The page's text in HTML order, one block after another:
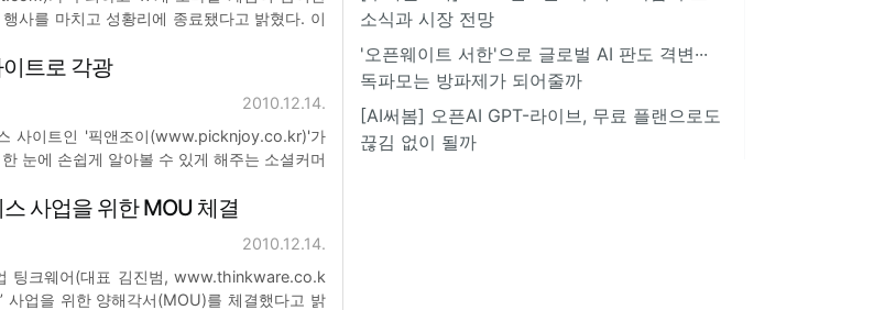
사를 마치고 성황리에 종료됐다고 밝혔다. 이
팅,트로 각광
2010.12.14.
사이트인 '픽앤조이(www.picknjoy.co.kr)'가
눈에 손쉽게 알아볼 수 있게 해주는 소셜커머
부하고
사업을 위한 MOU 체결
2010.12.14.
팅크웨어(대표 김진범, www.thinkware.co.k
사업을 위한 양해각서(MOU)를 체결했다고 밝
소식과 시장 전망
'오픈웨이트 서한'으로 글로벌 AI 판도 격변···
독파모는 방파제가 되어줄까
[AI써봄] 오픈AI GPT-라이브, 무료 플랜으로도
끊김 없이 될까